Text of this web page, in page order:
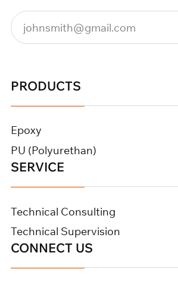
PRODUCTS
Epoxy
PU (Polyurethan)
SERVICE
Technical Consulting
Technical Supervision
CONNECT US